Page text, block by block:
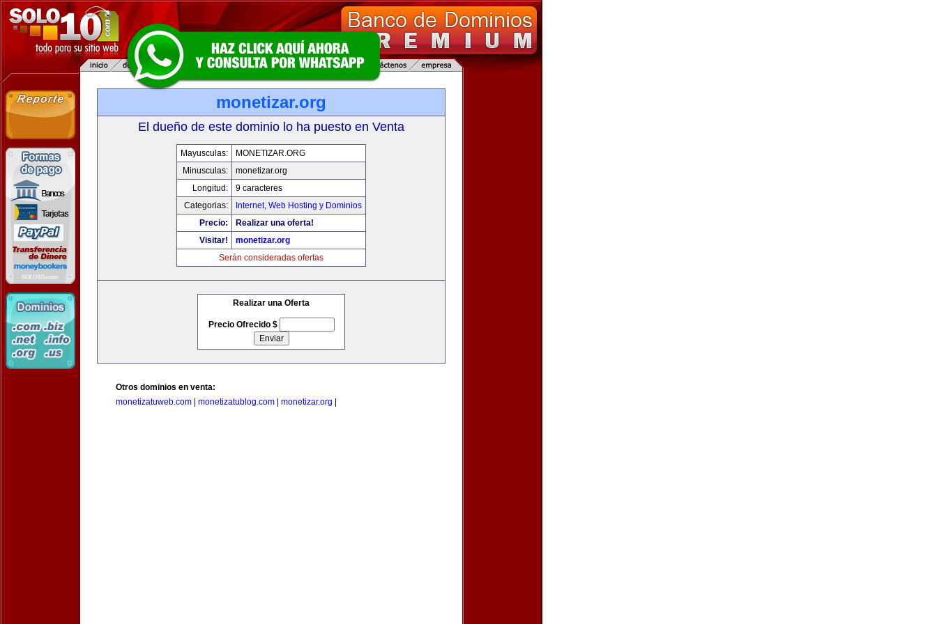
monetizar.org
El dueño de este dominio lo ha puesto en Venta
Mayusculas:
MONETIZAR.ORG
Minusculas:
monetizar.org
Longitud:
9 caracteres
Categorias:
Internet, Web Hosting y Dominios
Precio:
Realizar una oferta!
Visitar!
monetizar.org
Serán consideradas ofertas
Realizar una Oferta
Precio Ofrecido $
Otros dominios en venta:
monetizatuweb.com
monetizatublog.com monetizar.org